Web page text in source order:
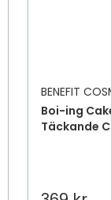
BENEFIT
Boi-ing
Täckande